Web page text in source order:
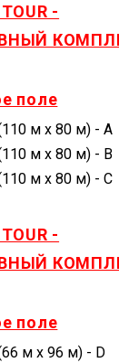
-
поле
м x 80 м) - A
м x 80 м) - B
м x 80 м) - C
-
поле
м x 96 м) - D